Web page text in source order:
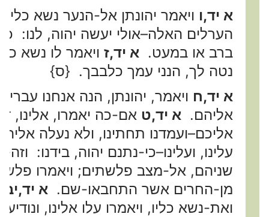
א יד,ו ויאמר יהונתן אל-הנער נשא
הערלים האלה–אולי יעשה יהוה, לנו:
ברב או במעט.א יד,ז ויאמר לו נשא
נטה לך, הנני עמך כלבבך. {ס}
א יד,ח ויאמר, יהונתן, הנה אנחנו
אליהם.א יד,ט אם-כה יאמרו, אלינו,
אליכם–ועמדנו תחתינו, ולא נעלה
עלינו, ועלינו–כי-נתנם יהוה, בידנו:
שניהם, אל-מצב פלשתים; ויאמרו
מן-החרים אשר התחבאו-שם.א יד,יב
ואת-נשא כליו, ויאמרו עלו אלינו,